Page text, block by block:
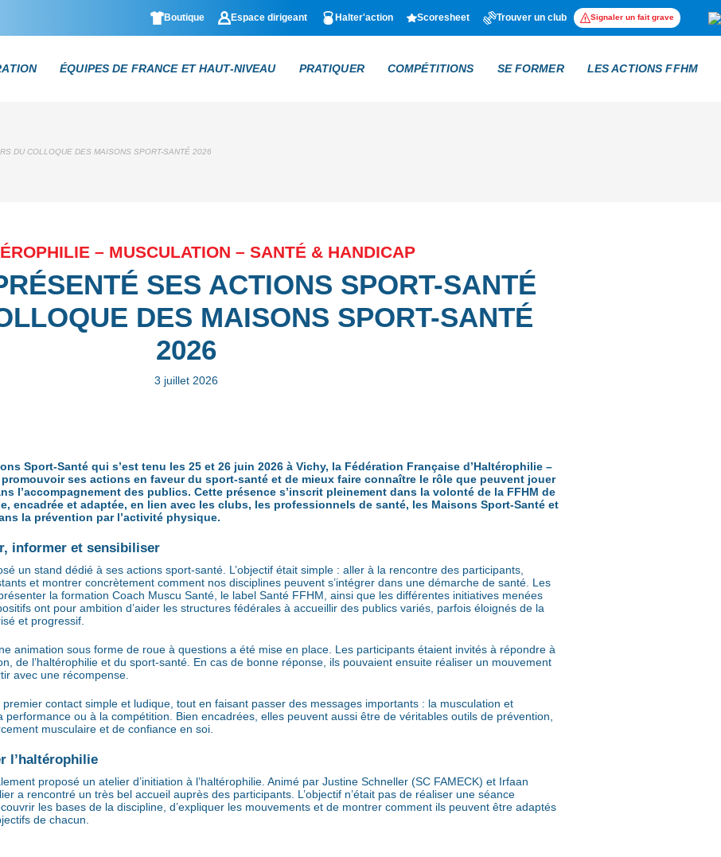
Boutique Espace dirigeant Halter'action Scoresheet Trouver un club Signaler un fait grave
ÉQUIPES DE FRANCE ET HAUT-NIVEAU PRATIQUER COMPÉTITIONS SE FORMER LES ACTIONS FFHM
DU COLLOQUE DES MAISONS SPORT-SANTÉ 2026
– MUSCULATION – SANTÉ & HANDICAP
SES ACTIONS SPORT-SANTÉ
DES MAISONS SPORT-SANTÉ
2026
3 juillet 2026
Sport-Santé qui s’est tenu les 25 et 26 juin 2026 à Vichy, la Fédération Française d’Haltérophilie –
ses actions en faveur du sport-santé et de mieux faire connaître le rôle que peuvent jouer
l’accompagnement des publics. Cette présence s’inscrit pleinement dans la volonté de la FFHM de
encadrée et adaptée, en lien avec les clubs, les professionnels de santé, les Maisons Sport-Santé et
la prévention par l’activité physique.
informer et sensibiliser
un stand dédié à ses actions sport-santé. L’objectif était simple : aller à la rencontre des participants,
et montrer concrètement comment nos disciplines peuvent s’intégrer dans une démarche de santé. Les
la formation Coach Muscu Santé, le label Santé FFHM, ainsi que les différentes initiatives menées
ont pour ambition d’aider les structures fédérales à accueillir des publics variés, parfois éloignés de la
et progressif.
animation sous forme de roue à questions a été mise en place. Les participants étaient invités à répondre à
de l’haltérophilie et du sport-santé. En cas de bonne réponse, ils pouvaient ensuite réaliser un mouvement
avec une récompense.
contact simple et ludique, tout en faisant passer des messages importants : la musculation et
performance ou à la compétition. Bien encadrées, elles peuvent aussi être de véritables outils de prévention,
musculaire et de confiance en soi.
l’haltérophilie
proposé un atelier d’initiation à l’haltérophilie. Animé par Justine Schneller (SC FAMECK) et Irfaan
a rencontré un très bel accueil auprès des participants. L’objectif n’était pas de réaliser une séance
les bases de la discipline, d’expliquer les mouvements et de montrer comment ils peuvent être adaptés
de chacun.